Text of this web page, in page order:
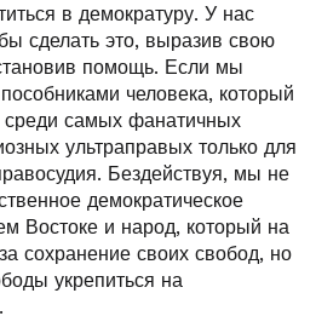
в демократуру. У нас
сделать это, выразив свою
помощь. Если мы
человека, который
среди самых фанатичных
ультраправых только для
Бездействуя, мы не
демократическое
Востоке и народ, который на
сохранение своих свобод, но
укрепиться на